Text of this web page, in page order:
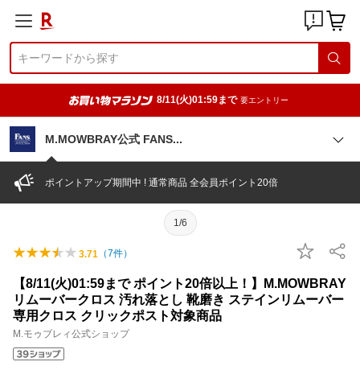
8/11(火)01:59まで 要エントリー
M.MOWBRAY公式 FANS
ポイントアップ期間中 ! 通常商品 全会員ポイント20倍
1/6
3.71 （7件）
【8/11(火)01:59まで ポイント20倍以上！】M.MOWBRAY
リムーバークロス 汚れ落とし 靴磨き ステインリムーバー
専用クロス クリックポスト対象商品
M.モゥブレィ公式ショップ